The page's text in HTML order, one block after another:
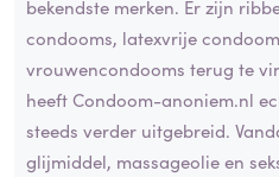
bekendste merken. Er zijn
condooms, latexvrije
vrouwencondooms terug te
heeft Condoom-anoniem.nl
steeds verder uitgebreid.
glijmiddel, massageolie en